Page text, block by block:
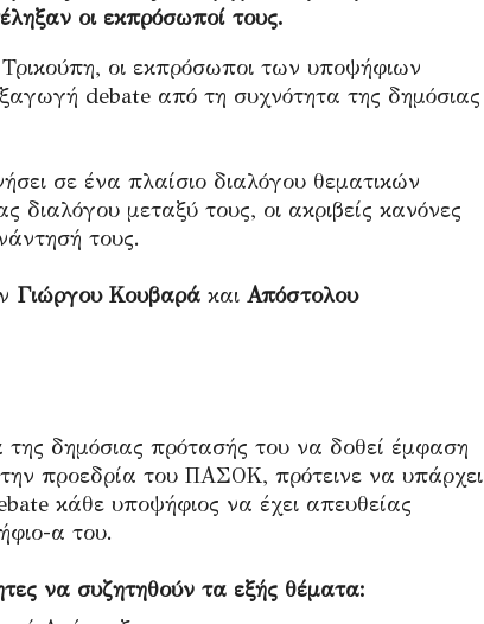
οι εκπρόσωποί τους.
οι εκπρόσωποι των υποψήφιων
debate από τη συχνότητα της δημόσιας
σε ένα πλαίσιο διαλόγου θεματικών
μεταξύ τους, οι ακριβείς κανόνες
τους.
Γιώργου Κουβαρά και Απόστολου
δημόσιας πρότασής του να δοθεί έμφαση
προεδρία του ΠΑΣΟΚ, πρότεινε να υπάρχει
κάθε υποψήφιος να έχει απευθείας
α του.
να συζητηθούν τα εξής θέματα: